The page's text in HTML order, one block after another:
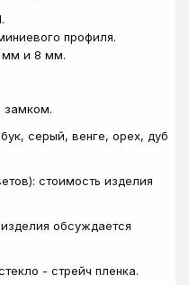
профиля.
мм и 8 мм.
замком.
серый, венге, орех, дуб
стоимость изделия
обсуждается
- стрейч пленка.